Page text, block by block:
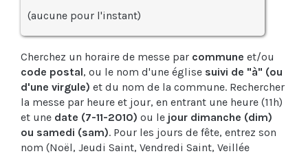
(aucune pour l'instant)
Cherchez un horaire de messe par commune et/ou
code postal, ou le nom d'une église suivi de "à" (ou
d'une virgule) et du nom de la commune. Rechercher
la messe par heure et jour, en entrant une heure (11h)
et une date (7-11-2010) ou le jour dimanche (dim)
ou samedi (sam). Pour les jours de fête, entrez son
nom (Noël, Jeudi Saint, Vendredi Saint, Veillée